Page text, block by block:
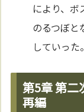
により、
のるつぼと
していった。
第5章 第二
再編